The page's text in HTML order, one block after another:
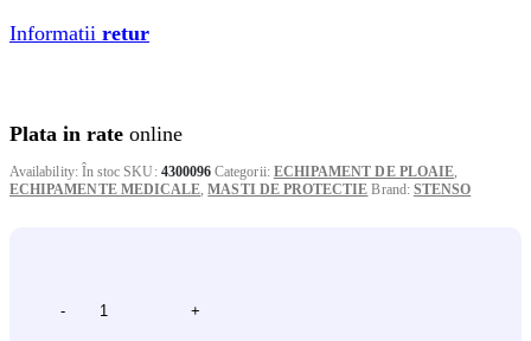
Informatii retur
Plata in rate online
Availability: În stoc SKU: 4300096 Categorii: ECHIPAMENT DE PLOAIE
ECHIPAMENTE MEDICALE ,MASTI DE PROTECTIE Brand: STENSO
- +